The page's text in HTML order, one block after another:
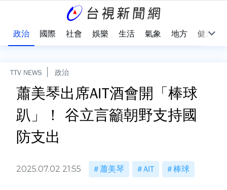
政治 國際 社會 娛樂 生活 氣象 地方 健康
TTV NEWS 政治
蕭美琴出席AIT酒會開「棒球
趴」！ 谷立言籲朝野支持國
防支出
2025.07.02 21:55 蕭美琴 AIT 棒球